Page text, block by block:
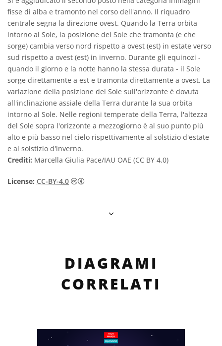
fisse di alba e tramonto nel corso dell'anno. Il riquadro
centrale segna la direzione ovest. Quando la Terra orbita
intorno al Sole, la posizione del Sole che tramonta (e che
sorge) cambia verso nord rispetto a ovest (est) in estate verso
sud rispetto a ovest (est) in inverno. Durante gli equinozi -
quando il giorno e la notte hanno la stessa durata - il Sole
sorge direttamente a est e tramonta direttamente a ovest. La
variazione della posizione del Sole sull'orizzonte è dovuta
all'inclinazione assiale della Terra durante la sua orbita
intorno al Sole. Nelle regioni temperate della Terra, l'altezza
del Sole sopra l'orizzonte a mezzogiorno è al suo punto più
alto e più basso nel cielo rispettivamente al solstizio d'estate
e al solstizio d'inverno.
Crediti: Marcella Giulia Pace/IAU OAE (CC BY 4.0)
License: CC-BY-4.0 Creative Commons Attribuzione 4.0
DIAGRAMI
CORRELATI